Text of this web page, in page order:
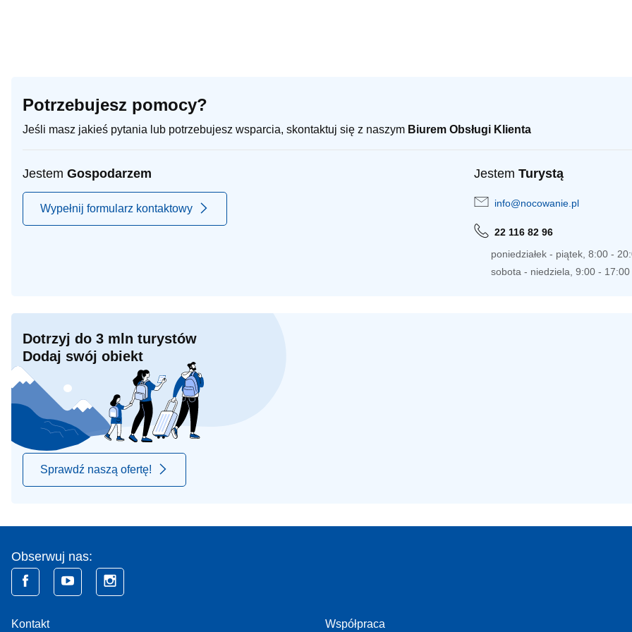
Potrzebujesz pomocy?
Jeśli masz jakieś pytania lub potrzebujesz wsparcia, skontaktuj się z naszym Biurem Obsługi Klienta
Jestem Gospodarzem
Wypełnij formularz kontaktowy
Jestem Turystą
info@nocowanie.pl
22 116 82 96
poniedziałek - piątek, 8:00 -
sobota - niedziela, 9:00 - 17:00
Dotrzyj do 3 mln turystów
Dodaj swój obiekt
Sprawdź naszą ofertę!
Obserwuj nas:
Kontakt Współpraca